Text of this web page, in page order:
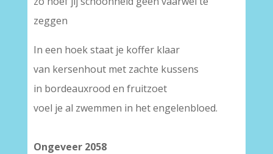
zeggen
In een hoek staat je koffer klaar
van kersenhout met zachte kussens
in bordeauxrood en fruitzoet
voel je al zwemmen in het engelenbloed.
Ongeveer 2058